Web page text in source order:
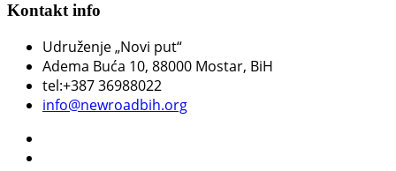
Kontakt info
Udruženje „Novi put“
Adema Buća 10, 88000 Mostar, BiH
tel:+387 36988022
info@newroadbih.org